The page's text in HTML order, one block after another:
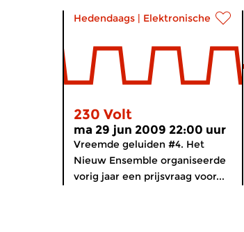
Hedendaags | Elektronische muziek
230 Volt
ma 29 jun 2009 22:00 uur
Vreemde geluiden #4. Het
Nieuw Ensemble organiseerde
vorig jaar een prijsvraag voor...